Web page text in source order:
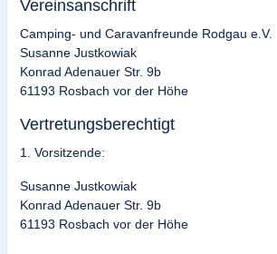
Vereinsanschrift
Camping- und Caravanfreunde Rodgau e.V.
Susanne Justkowiak
Konrad Adenauer Str. 9b
61193 Rosbach vor der Höhe
Vertretungsberechtigt
1. Vorsitzende:
Susanne Justkowiak
Konrad Adenauer Str. 9b
61193 Rosbach vor der Höhe